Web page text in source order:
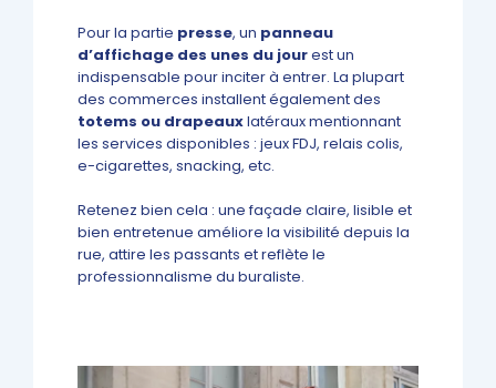
Pour la partie presse, un panneau
d’affichage des unes du jourest un
indispensable pour inciter à entrer. La plupart
des commerces installent également des
totems ou drapeauxlatéraux mentionnant
les services disponibles : jeux FDJ, relais colis,
e-cigarettes, snacking, etc.
Retenez bien cela : une façade claire, lisible et
bien entretenue améliore la visibilité depuis la
rue, attire les passants et reflète le
professionnalisme du buraliste.